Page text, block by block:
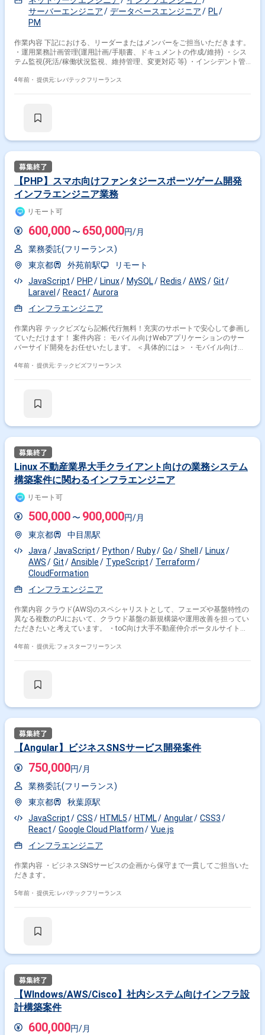
サーバーエンジニア
データベースエンジニア
PL
PM
作業内容 下記における、リーダーまたはメンバーをご担当いただきます。
・運用業務計画管理(運用計画/手順書、ドキュメントの作成/維持) ・シス
テム監視(死活/稼働状況監視、維持管理、変更対応 等) ・インシデント管
理(切り分け/調査) ・メンテナンス作業 ・構成管理 ・ユーザーアカウン
4年前・ 提供元: レバテックフリーランス
【PHP】スマホ向けファンタジースポーツゲーム開発
インフラエンジニア業務
リモート可
600,000 〜 650,000円/月
業務委託(フリーランス)
東京都
外苑前駅
リモート
JavaScript
PHP Linux MySQL Redis AWS
Git
Laravel
React
Aurora
インフラエンジニア
作業内容 テックビズなら記帳代行無料！充実のサポートで安心して参画し
ていただけます！ 案件内容： モバイル向けWebアプリケーションのサー
バーサイド開発をお任せいたします。 ＜具体的には＞ ・モバイル向け
観点からの企画の実現性、工数、改善などの提案 ・既存コードのリファク
的にコミュニケーションを取りながら、タスクを確実に遂行する力がある
Laravel 9.2, React 17.0 ・OS： Amazon Linux 2 ・データベース：
Amazon Aurora MySQL ・サーバーインフラ：AWS (EC2, RDS, S3, ELB,
Route53, CloudFront) ・ミドルウェア：memcache, redis ・開発環境：
PHPStorm, VirtualBox, git ※週5日〜OKの案件です！
4年前・ 提供元: テックビズフリーランス
Linux 不動産業界大手クライアント向けの業務システム
構築案件に関わるインフラエンジニア
リモート可
500,000 〜 900,000円/月
東京都
中目黒駅
Java
JavaScript Python Ruby Go Shell
Linux
AWS
Git Ansible TypeScript
Terraform
CloudFormation
インフラエンジニア
作業内容 クラウド(AWS)のスペシャリストとして、フェーズや基盤特性の
異なる複数のPJにおいて、クラウド基盤の新規構築や運用改善を担ってい
ただきたいと考えています。 ・toC向け大手不動産仲介ポータルサイト
AWSに移行します。 単純移行ではなく、クラウド最適な形へ再構築する
業務支援システム新規構築PJ(EC2+RDS) 不動産仲介会社様が使用する業
4年前・ 提供元: フォスターフリーランス
【Angular】ビジネスSNSサービス開発案件
750,000円/月
業務委託(フリーランス)
東京都
秋葉原駅
JavaScript
CSS HTML5 HTML Angular
CSS3
React
Google Cloud Platform
Vue.js
インフラエンジニア
作業内容 ・ビジネスSNSサービスの企画から保守まで一貫してご担当いた
だきます。
5年前・ 提供元: レバテックフリーランス
【WIndows/AWS/Cisco】社内システム向けインフラ設
計構築案件
600,000円/月
掛け合わせ条件で絞り込む
JavaScript × jQuery
JavaScript × Angular
職種で絞り込む
JavaScript × フロントエンドエンジニア
JavaScript × バックエンドエンジニア
JavaScript × サーバーサイドエンジニア